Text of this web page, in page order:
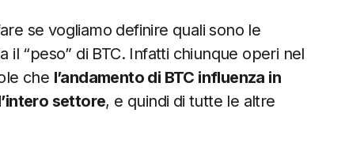
se vogliamo definire quali sono le
il “peso” di BTC. Infatti chiunque operi nel
che l’andamento di BTC influenza in
settore, e quindi di tutte le altre